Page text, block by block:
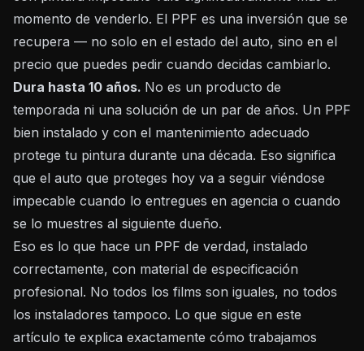
momento de venderlo. El PPF es una inversión que se
recupera — no solo en el estado del auto, sino en el
precio que puedes pedir cuando decidas cambiarlo.
Dura hasta 10 años. No es un producto de
temporada ni una solución de un par de años. Un PPF
bien instalado y con el mantenimiento adecuado
protege tu pintura durante una década. Eso significa
que el auto que proteges hoy va a seguir viéndose
impecable cuando lo entregues en agencia o cuando
se lo muestres al siguiente dueño.
Eso es lo que hace un PPF de verdad, instalado
correctamente, con material de especificación
profesional. No todos los films son iguales, no todos
los instaladores tampoco. Lo que sigue en este
artículo te explica exactamente cómo trabajamos